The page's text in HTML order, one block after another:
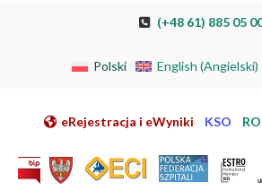
Przeskocz do nawigacji
Przejdź do mapy strony
Przejdź do elektronicznej rejestracji
(+48 61) 885 05
Polski English (Angielski)
eRejestracja i eWyniki KSO